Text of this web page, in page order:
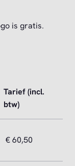
is gratis.
Tarief (incl.
btw)
€ 60,50